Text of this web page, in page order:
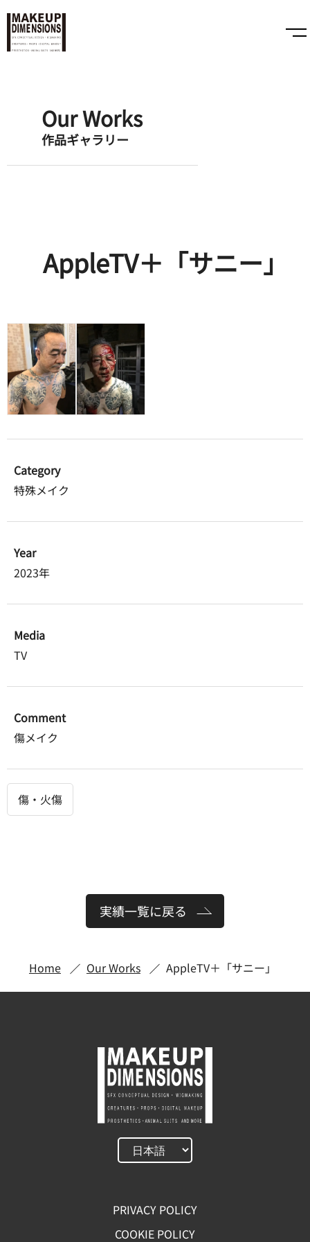
Our Works
作品ギャラリー
AppleTV＋「サニー」
Category
特殊メイク
Year
2023年
Media
TV
Comment
傷メイク
傷・火傷
実績一覧に戻る
Home Our Works AppleTV＋「サニー」
PRIVACY POLICY
COOKIE POLICY